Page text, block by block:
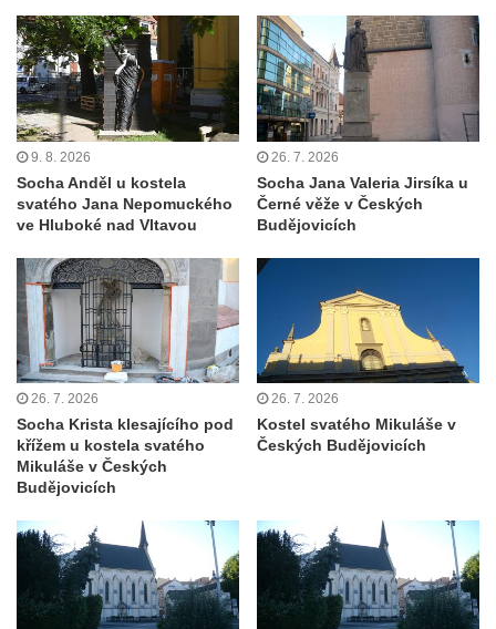
Kostel svatého Jana Křtitele na Zámeckém
náměstí v Teplicích
Chrám Povýšení svatého Kříže na
Zámeckém náměstí v Teplicích
Výklenková kaple u vodojemu v severní
části Kozel
Kaple u kostela svatého Jakuba Většího
Kostel svatého Jakuba Většího (Staršího) u
Lahovic
Kostel svatých Petra a Pavla v Želkovicích
Kaple Panny Marie Bolestné v Benešově
nad Ploučnicí
Kostel Narození Panny Marie v Benešově
nad Ploučnicí
Benešově nad Ploučnicí
Kostel svaté Anny v Tisé
Hrobka rodiny Rohn na hřbitově v
9. 8. 2026
Socha Anděl u kostela
svatého Jana Nepomuckého
ve Hluboké nad Vltavou
26. 7. 2026
Socha Jana Valeria Jirsíka u
Černé věže v Českých
Budějovicích
26. 7. 2026
Socha Krista klesajícího pod
křížem u kostela svatého
Mikuláše v Českých
Budějovicích
26. 7. 2026
Kostel svatého Mikuláše v
Českých Budějovicích